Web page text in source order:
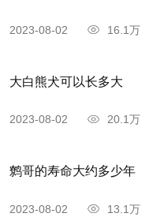
2023-08-02 16.1万
大白熊犬可以长多大
2023-08-02 20.1万
鹩哥的寿命大约多少年
2023-08-02 13.1万